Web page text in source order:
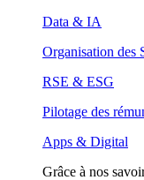
Data & IA
Organisation des
RSE & ESG
Pilotage des
Apps & Digital
Grâce à nos